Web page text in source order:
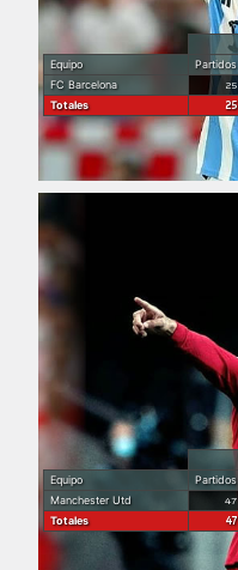
Equipo
Partidos
FC Barcelona
25
Totales 25
Equipo
Partidos
Manchester Utd
47
Totales 47